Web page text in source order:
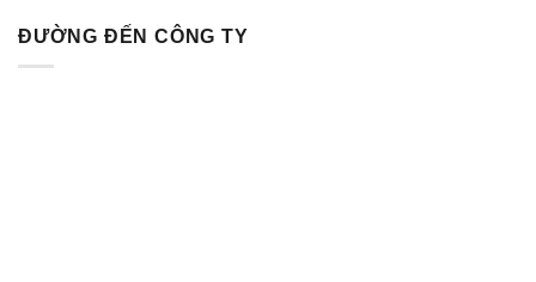
ĐƯỜNG ĐẾN CÔNG TY